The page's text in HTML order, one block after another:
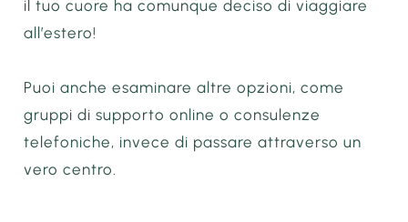
il tuo cuore ha comunque deciso di viaggiare
all’estero!
Puoi anche esaminare altre opzioni, come
gruppi di supporto online o consulenze
telefoniche, invece di passare attraverso un
vero centro.